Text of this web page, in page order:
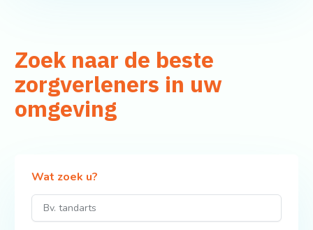
Zoek naar de beste
zorgverleners in uw
omgeving
Wat zoek u?